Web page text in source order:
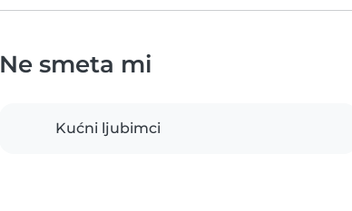
Ne smeta mi
Kućni ljubimci